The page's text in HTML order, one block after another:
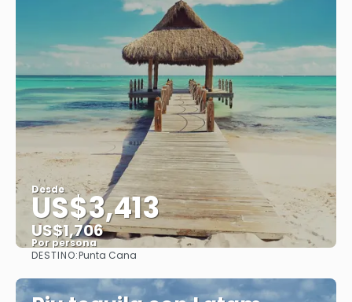
Desde
US$3,413
US$1,706
Por persona
DESTINO:Punta Cana